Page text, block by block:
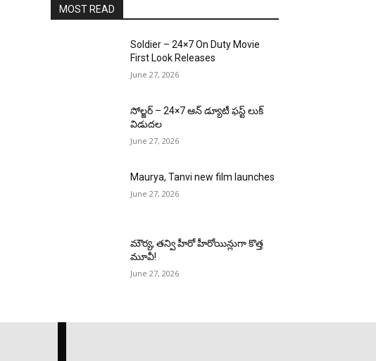
MOST READ
Soldier – 24×7 On Duty Movie
First Look Releases
June 27, 2026
సోల్జర్ – 24×7 ఆన్ డ్యూటీ ఫస్ట్ లుక్
విడుదల
June 27, 2026
Maurya, Tanvi new film launches
June 27, 2026
మౌర్య‌, త‌న్వి హీరో హీరోయిన్లుగా కొత్త
మూవీ!
June 27, 2026